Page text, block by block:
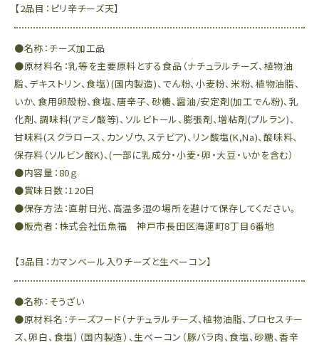
【2品目：ピリ辛チーズ天】
●名称：チーズ加工品
●原材料名：乳等を主要原料とする食品（ナチュラルチーズ、植物油
脂、デキストリン、食塩）(国内製造)、でん粉、小麦粉、米粉、植物油脂、
いか、食用卵殻粉、食塩、唐辛子、砂糖、醤油/安定剤(加工でん粉)、乳
化剤、調味料(アミノ酸等)、ソルビトール、膨張剤、増粘剤(プルラン)、
甘味料(スクラロース、カンゾウ、ステビア)、リン酸塩(K,Na)、酸味料、
保存料（ソルビン酸K)、(一部に乳成分・小麦・卵・大豆・いかを含む）
●内容量：80ｇ
●賞味日数：120日
●保存方法：直射日光、高温多湿の場所を避けて保存してください。
●販売者：株式会社伍魚福 神戸市長田区海運町8丁目6番地
【3品目：カマンベール入りチーズと生ベーコン】
●名称：そうざい
●原材料名：チーズフード（ナチュラルチーズ、植物油脂、プロセスチー
ズ、卵白、食塩）（国内製造）、生ベーコン（豚バラ肉、食塩、砂糖、香辛